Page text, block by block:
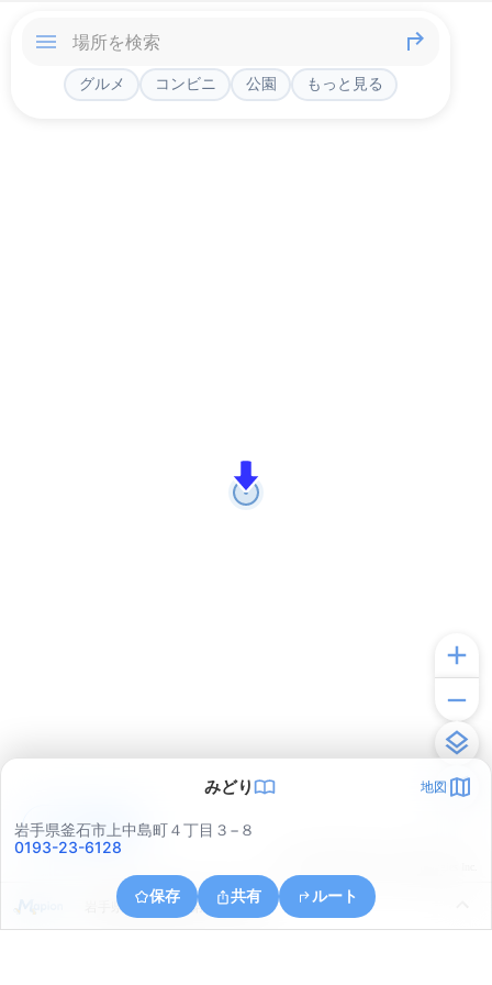
グルメ コンビニ 公園 もっと見る
みどり 地図
岩手県釜石市上中島町４丁目３−８
0193-23-6128
保存 共有 ルート
岩手県釜石市釜石第１２地割
アプリで見る